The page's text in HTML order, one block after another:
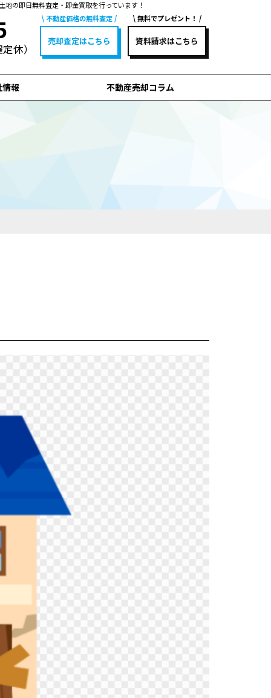
の即日無料査定・即金買取を行っています！
休）
不動産価格の無料査定
売却査定はこちら
無料でプレゼント！
資料請求はこちら
情報 不動産売却コラム